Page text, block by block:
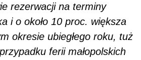
rezerwacji na terminy
i o około 10 proc. większa
okresie ubiegłego roku, tuż
ferii małopolskich